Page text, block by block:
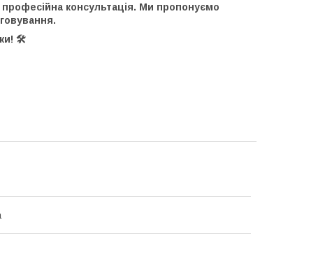
професійна консультація. Ми пропонуємо
🛠️